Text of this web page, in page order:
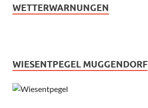
WETTERWARNUNGEN
WIESENTPEGEL MUGGENDORF